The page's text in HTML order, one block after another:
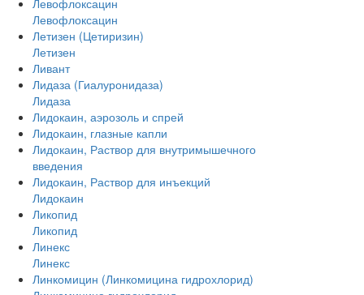
Левофлоксацин
Левофлоксацин
Летизен (Цетиризин)
Летизен
Ливант
Лидаза (Гиалуронидаза)
Лидаза
Лидокаин, аэрозоль и спрей
Лидокаин, глазные капли
Лидокаин, Раствор для внутримышечного
введения
Лидокаин, Раствор для инъекций
Лидокаин
Ликопид
Ликопид
Линекс
Линекс
Линкомицин (Линкомицина гидрохлорид)